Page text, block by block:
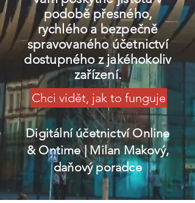
podobě přesného,
rychlého a bezpečně
spravovaného účetnictví
dostupného z jakéhokoliv
zařízení.
Chci vidět, jak to funguje
Digitální účetnictví Online
& Ontime| Milan Makový,
daňový poradce